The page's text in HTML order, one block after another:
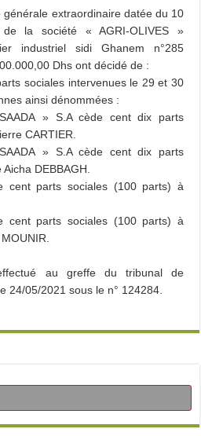
générale extraordinaire datée du 10
la société « AGRI-OLIVES »
industriel sidi Ghanem n°285
Dhs ont décidé de :
sociales intervenues le 29 et 30
ainsi dénommées :
» S.A cède cent dix parts
CARTIER.
» S.A cède cent dix parts
DEBBAGH.
cent parts sociales (100 parts) à
cent parts sociales (100 parts) à
au greffe du tribunal de
24/05/2021 sous le n° 124284.